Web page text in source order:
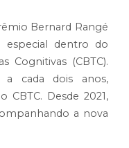
Bernard Rangé
dentro do
Cognitivas (CBTC).
cada dois anos,
CBTC. Desde 2021,
a nova